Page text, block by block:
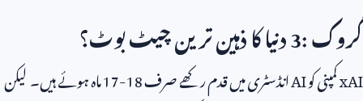
گروک3:دنیا کا ذہین ترین چیٹ بوٹ؟
xAIکمپنی کوAIانڈسٹری میں قدم رکھے صرف17-18ماہ ہوئے ہیں۔ لیکن